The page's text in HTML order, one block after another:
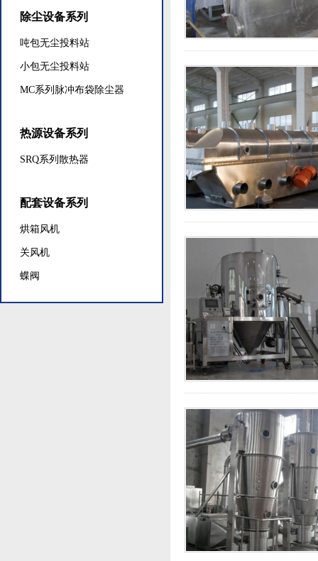
除尘设备系列
吨包无尘投料站
小包无尘投料站
MC系列脉冲布袋除尘器
热源设备系列
SRQ系列散热器
配套设备系列
烘箱风机
关风机
蝶阀